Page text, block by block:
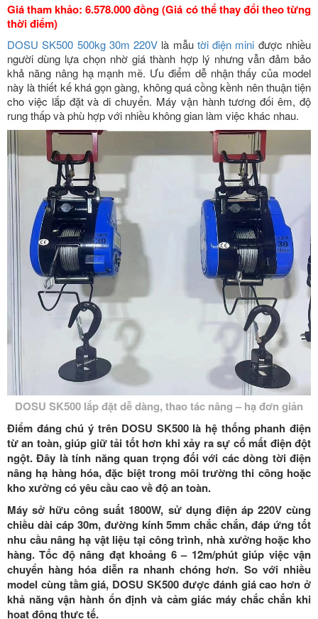
Giá tham khảo: 6.578.000 đồng (Giá có thể thay đổi theo từng
thời điểm)
DOSU SK500 500kg 30m 220V là mẫu tời điện mini được nhiều
người dùng lựa chọn nhờ giá thành hợp lý nhưng vẫn đảm bảo
khả năng nâng hạ mạnh mẽ. Ưu điểm dễ nhận thấy của model
này là thiết kế khá gọn gàng, không quá cồng kềnh nên thuận tiện
cho việc lắp đặt và di chuyển. Máy vận hành tương đối êm, độ
rung thấp và phù hợp với nhiều không gian làm việc khác nhau.
DOSU SK500 lắp đặt dễ dàng, thao tác nâng – hạ đơn giản
Điểm đáng chú ý trên DOSU SK500 là hệ thống phanh điện
từ an toàn, giúp giữ tải tốt hơn khi xảy ra sự cố mất điện đột
ngột. Đây là tính năng quan trọng đối với các dòng tời điện
nâng hạ hàng hóa, đặc biệt trong môi trường thi công hoặc
kho xưởng có yêu cầu cao về độ an toàn.
Máy sở hữu công suất 1800W, sử dụng điện áp 220Vcùng
chiều dài cáp 30m, đường kính5mm chắc chắn, đáp ứng tốt
nhu cầu nâng hạ vật liệu tại công trình, nhà xưởng hoặc kho
hàng. Tốc độ nâng đạt khoảng 6 – 12m/phútgiúp việc vận
chuyển hàng hóa diễn ra nhanh chóng hơn. So với nhiều
model cùng tầm giá, DOSU SK500 được đánh giá cao hơn ở
khả năng vận hành ổn định và cảm giác máy chắc chắn khi
hoạt động thực tế.